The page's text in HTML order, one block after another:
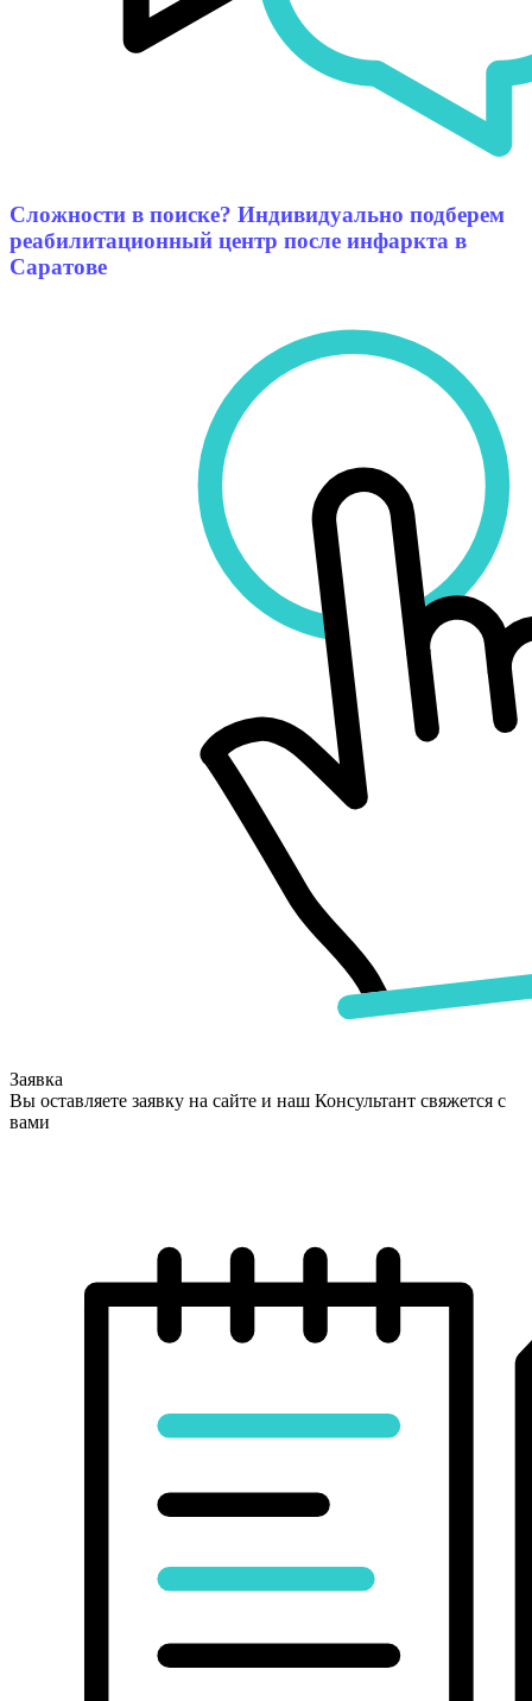
Сложности в поиске? Индивидуально подберем
реабилитационный центр после инфаркта в
Саратове
Заявка
Вы оставляете заявку на сайте и наш Консультант свяжется с
вами